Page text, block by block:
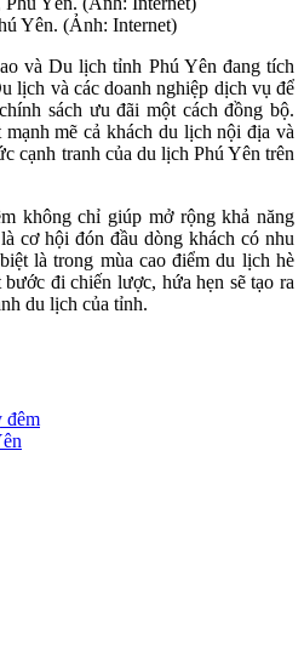
Yên. (Ảnh: Internet)
và Du lịch tỉnh Phú Yên đang tích
lịch và các doanh nghiệp dịch vụ để
sách ưu đãi một cách đồng bộ.
mẽ cả khách du lịch nội địa và
cạnh tranh của du lịch Phú Yên trên
không chỉ giúp mở rộng khả năng
cơ hội đón đầu dòng khách có nhu
là trong mùa cao điểm du lịch hè
đi chiến lược, hứa hẹn sẽ tạo ra
du lịch của tỉnh.
đêm